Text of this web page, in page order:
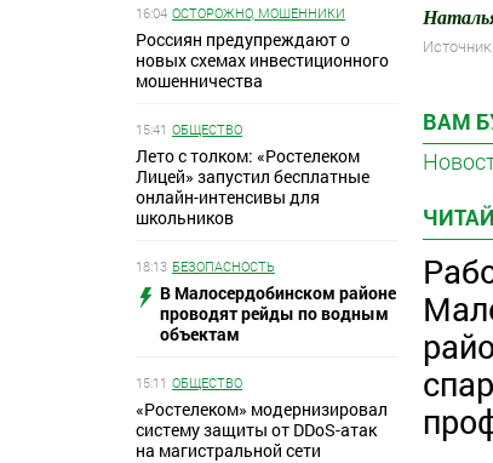
16:04 ОСТОРОЖНО, МОШЕННИКИ
Россиян предупреждают о
новых схемах инвестиционного
мошенничества
15:41 ОБЩЕСТВО
Лето с толком: «Ростелеком
Лицей» запустил бесплатные
онлайн-интенсивы для
школьников
18:13 БЕЗОПАСНОСТЬ
В Малосердобинском районе
проводят рейды по водным
объектам
15:11 ОБЩЕСТВО
«Ростелеком» модернизировал
систему защиты от DDoS-атак
на магистральной сети
ВАМ